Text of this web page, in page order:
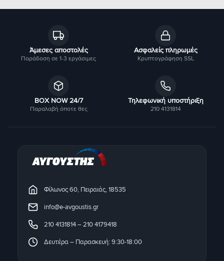
Άμεσες αποστολές
Παράδοση σε 1-3 εργάσιμες
Ασφαλείς πληρωμές
Κρυπτογράφηση SSL
BOX NOW 24/7
Παραλαβή όποτε θες
Τηλεφωνική υποστήριξη
210 4131814
Φίλωνος 60, Πειραιάς, 18535
info@e-avgoustis.gr
210 4131814–210 4179418
Δευτέρα – Παρασκευή: 9:30-18:00